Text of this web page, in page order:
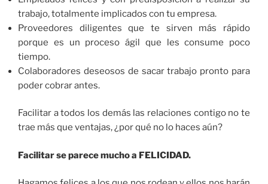
trabajo, totalmente implicados con tu empresa.
Proveedores diligentes que te sirven más rápido
porque es un proceso ágil que les consume poco
tiempo.
Colaboradores deseosos de sacar trabajo pronto para
poder cobrar antes.
Facilitar a todos los demás las relaciones contigo no te
trae más que ventajas, ¿por qué no lo haces aún?
Facilitar se parece mucho a FELICIDAD.